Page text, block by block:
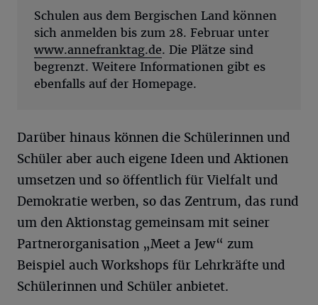
Schulen aus dem Bergischen Land können
sich anmelden bis zum 28. Februar unter
www.annefranktag.de. Die Plätze sind
begrenzt. Weitere Informationen gibt es
ebenfalls auf der Homepage.
Darüber hinaus können die Schülerinnen und
Schüler aber auch eigene Ideen und Aktionen
umsetzen und so öffentlich für Vielfalt und
Demokratie werben, so das Zentrum, das rund
um den Aktionstag gemeinsam mit seiner
Partnerorganisation „Meet a Jew“ zum
Beispiel auch Workshops für Lehrkräfte und
Schülerinnen und Schüler anbietet.